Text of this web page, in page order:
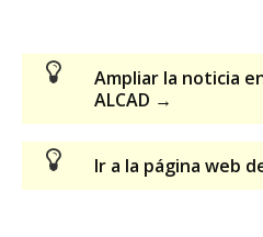
Ampliar la noticia
ALCAD →
Ir a la página web